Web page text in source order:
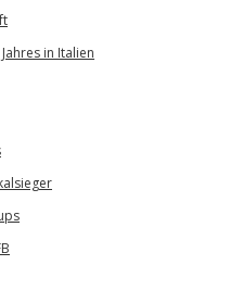
in Italien